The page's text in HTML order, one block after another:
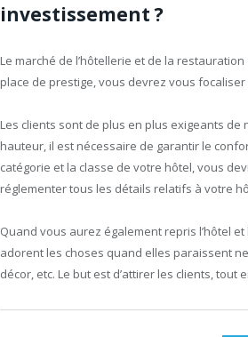
investissement ?
Le marché de l’hôtellerie et de la
place de prestige, vous devrez vous
Les clients sont de plus en plus exigeants
hauteur, il est nécessaire de garantir le
catégorie et la classe de votre hôtel, vous
réglementer tous les détails relatifs à votre
Quand vous aurez également repris l’hôtel
adorent les choses quand elles paraissent
décor, etc. Le but est d’attirer les clients, tout